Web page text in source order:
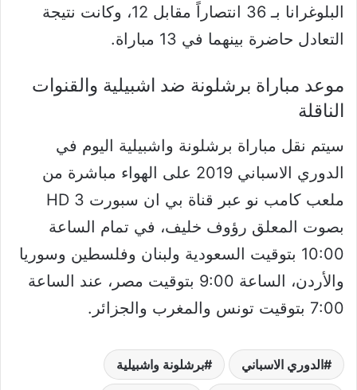
البلوغرانا بـ 36 انتصاراً مقابل 12، وكانت نتيجة
التعادل حاضرة بينهما في 13 مباراة.
موعد مباراة برشلونة ضد اشبيلية والقنوات
الناقلة
سيتم نقل مباراة برشلونة واشبيلية اليوم في
الدوري الاسباني 2019 على الهواء مباشرة من
ملعب كامب نو عبر قناة بي ان سبورت HD 3
بصوت المعلق رؤوف خليف، في تمام الساعة
10:00 بتوقيت السعودية ولبنان وفلسطين وسوريا
والأردن، الساعة 9:00 بتوقيت مصر، عند الساعة
7:00 بتوقيت تونس والمغرب والجزائر.
الدوري الاسباني برشلونة واشبيلية